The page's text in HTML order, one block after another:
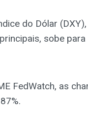
do Dólar
sobe
FedWatch, as